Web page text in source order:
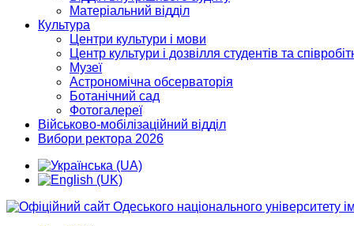
Матеріальний відділ
Культура
Центри культури і мови
Центр культури і дозвілля студентів та
Музеї
Астрономічна обсерваторія
Ботанічний сад
Фотогалереї
Військово-мобілізаційний відділ
Вибори ректора 2026